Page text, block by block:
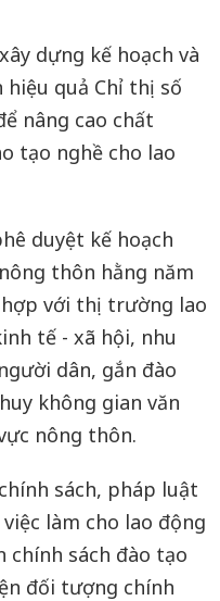
dựng kế hoạch và
quả Chỉ thị số
nâng cao chất
tạo nghề cho lao
duyệt kế hoạch
thôn hằng năm
hợp với thị trường lao
tế - xã hội, nhu
dân, gắn đào
không gian văn
nông thôn.
sách, pháp luật
làm cho lao động
sách đào tạo
đối tượng chính